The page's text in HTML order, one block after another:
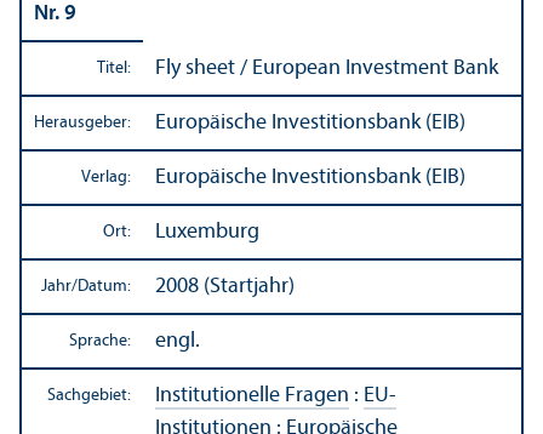
Nr. 9
Titel: Fly sheet / European Investment Bank
Herausgeber: Europäische Investitions­bank (EIB)
Verlag: Europäische Investitions­bank (EIB)
Ort: Luxemburg
Jahr/Datum: 2008 (Startjahr)
Sprache: engl.
Sachgebiet: Institutionelle Fragen : EU-
Institutionen : Europäische